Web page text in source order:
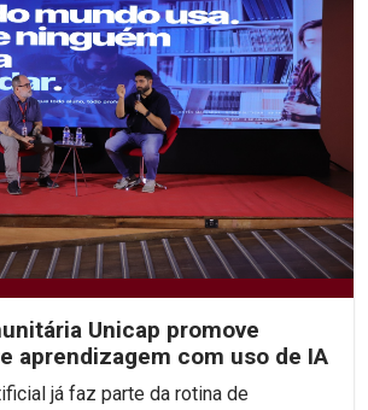
Unicap promove
aprendizagem com uso de IA
já faz parte da rotina de